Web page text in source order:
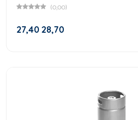
(0,00)
27,40 28,70